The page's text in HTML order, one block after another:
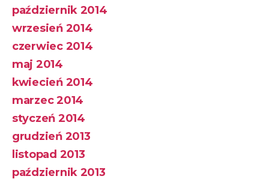
październik 2014
wrzesień 2014
czerwiec 2014
maj 2014
kwiecień 2014
marzec 2014
styczeń 2014
grudzień 2013
listopad 2013
październik 2013